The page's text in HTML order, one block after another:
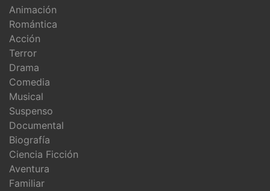
Animación
Romántica
Acción
Terror
Drama
Comedia
Musical
Suspenso
Documental
Biografía
Ciencia Ficción
Aventura
Familiar